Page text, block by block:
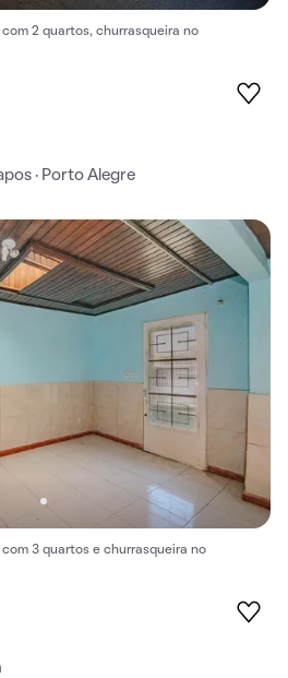
2 quartos, churrasqueira no
· Porto Alegre
3 quartos e churrasqueira no